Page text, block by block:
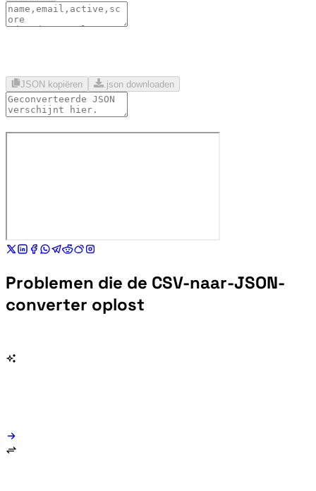
JSON kopiëren .json downloaden
Problemen die de CSV-naar-JSON-
converter oplost